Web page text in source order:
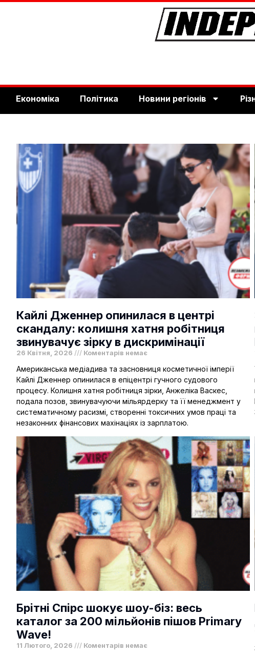
Економіка Політика Новини регіонів
Кайлі Дженнер опинилася в центрі
скандалу: колишня хатня робітниця
звинувачує зірку в дискримінації
26 Квітня, 2026 Коментарів немає
Американська медіадива та засновниця косметичної імперії
Кайлі Дженнер опинилася в епіцентрі гучного судового
процесу. Колишня хатня робітниця зірки, Анжеліка Васкес,
подала позов, звинувачуючи мільярдерку та її менеджмент у
систематичному расизмі, створенні токсичних умов праці та
незаконних фінансових махінаціях із зарплатою.
Брітні Спірс шокує шоу-біз: весь
каталог за 200 мільйонів пішов Primary
Wave!
11 Лютого, 2026 Коментарів немає